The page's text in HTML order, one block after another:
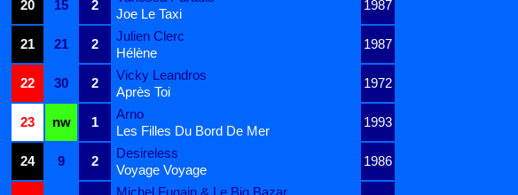
20
15 2 1987
Joe Le Taxi
21
21 2
Julien Clerc
1987
Hélène
22
30 2
Vicky Leandros
1972
Après Toi
23
nw 1
Arno
1993
Les Filles Du Bord De Mer
24
9 2
Desireless
1986
Voyage Voyage
Michel Fugain & Le Big Bazar